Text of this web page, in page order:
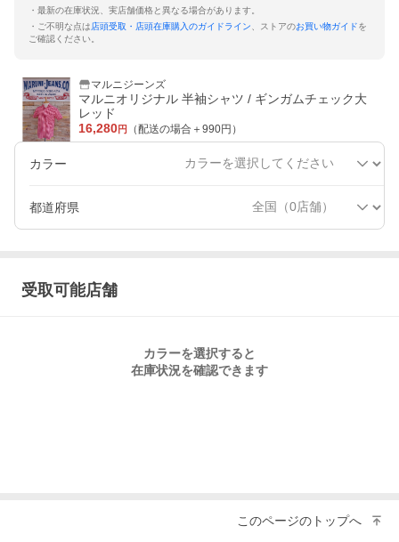
・最新の在庫状況、実店舗価格と異なる場合があります。
・ご不明な点は店頭受取・店頭在庫購入のガイドライン 、ストアのお買い物ガイドを
ご確認ください。
マルニジーンズ
マルニオリジナル 半袖シャツ / ギンガムチェック大
レッド
16,280円 （配送の場合＋ 990円）
カラー
都道府県
受取可能店舗
カラーを選択すると
在庫状況を確認できます
このページのトップへ